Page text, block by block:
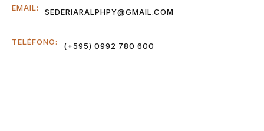
EMAIL: SEDERIARALPHPY@GMAIL.COM
TELÉFONO: (+595) 0992 780 600